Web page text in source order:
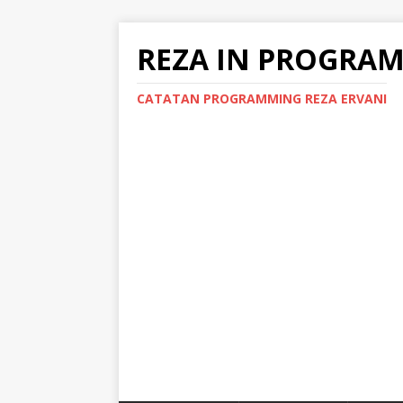
REZA IN
CATATAN PROGRAMMING REZA ERVANI